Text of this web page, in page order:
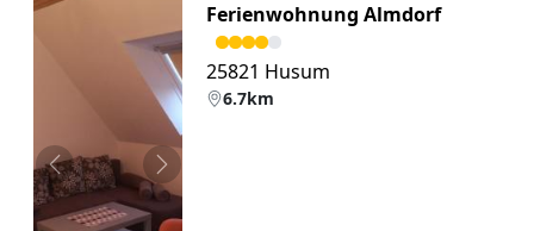
Zurück Weiter
Ferienwohnung Almdorf
25821 Husum
6.7km